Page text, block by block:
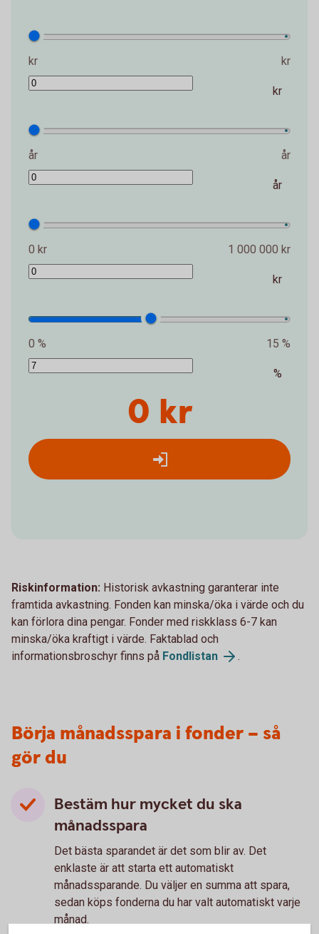
kr kr
kr
år år
år
0 kr 1 000 000 kr
kr
0 % 15 %
%
0 kr
Riskinformation: Historisk avkastning garanterar inte
framtida avkastning. Fonden kan minska/öka i värde och du
kan förlora dina pengar. Fonder med riskklass 6-7 kan
minska/öka kraftigt i värde. Faktablad och
informationsbroschyr finns på Fondlistan .
Börja månadsspara i fonder – så
gör du
Bestäm hur mycket du ska
månadsspara
Det bästa sparandet är det som blir av. Det
enklaste är att starta ett automatiskt
månadssparande. Du väljer en summa att spara,
sedan köps fonderna du har valt automatiskt varje
månad.